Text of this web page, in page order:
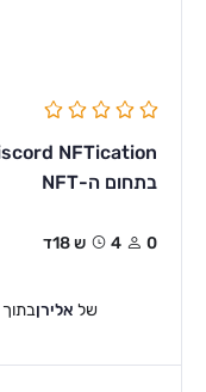
בתחום ה-NFT
0 4ש 18ד
של אלירןבתוך